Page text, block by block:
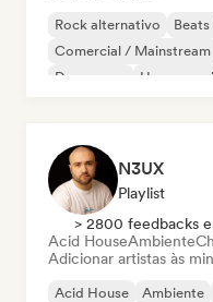
Rock alternativo
Comercial / Mainstream
Dream pop
House music
N3UX
Playlist
> 2800 feedbacks
Acid HouseAmbiente
Adicionar artistas às
Acid House Ambiente